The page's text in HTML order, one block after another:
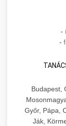
-
-
Budapest,
Győr, Pápa,
Ják,